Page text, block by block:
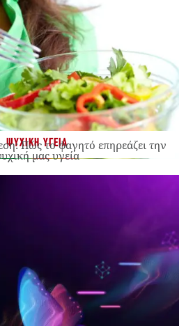
ΨΥΧΙΚΗ ΥΓΕΙΑ
Πώς το φαγητό επηρεάζει την
μας υγεία